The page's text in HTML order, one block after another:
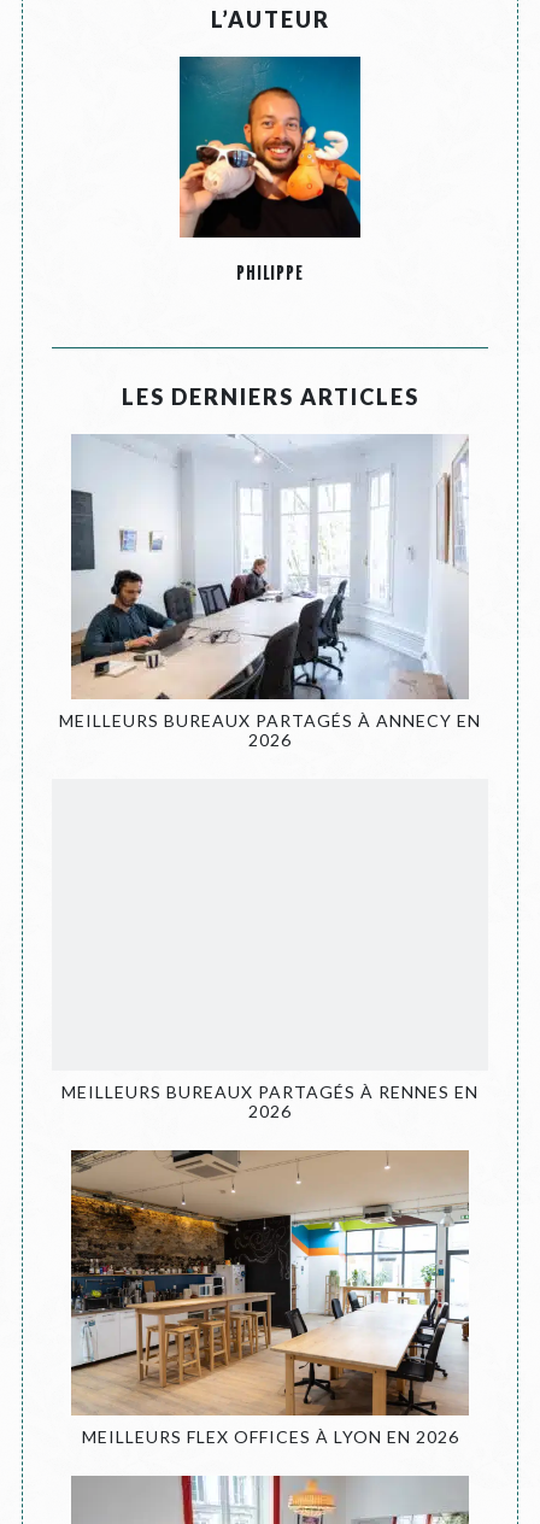
L’AUTEUR
PHILIPPE
LES DERNIERS ARTICLES
MEILLEURS BUREAUX PARTAGÉS À ANNECY EN
2026
MEILLEURS BUREAUX PARTAGÉS À RENNES EN
2026
MEILLEURS FLEX OFFICES À LYON EN 2026